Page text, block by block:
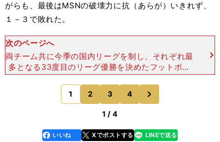
がらも、最後はMSNの破壊力に抗（あらが）いきれず、
１－３で敗れた。
次のページへ
両チーム共に今季の国内リーグを制し、それぞれ最
多となる33度目のリーグ優勝を決めたフットボー
ル大国を代表するクラブだが、上記のように欧州で
の成績には差がある。過去に一度、CLの決勝で手
を合わせた時も、
1 2 3 4
のページへ
1 / 4
faceboo
k
いいね Xでポストする
line LINEで送る